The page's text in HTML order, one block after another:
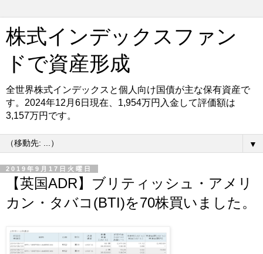
株式インデックスファン
ドで資産形成
全世界株式インデックスと個人向け国債が主な保有資産で
す。2024年12月6日現在、1,954万円入金して評価額は
3,157万円です。
▼
2019年9月17日火曜日
【英国ADR】ブリティッシュ・アメリ
カン・タバコ(BTI)を70株買いました。